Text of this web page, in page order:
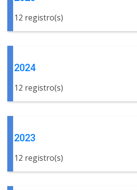
12 registro(s)
2024
12 registro(s)
2023
12 registro(s)